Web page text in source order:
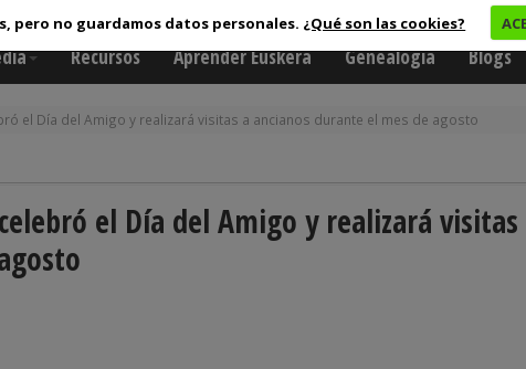
pero no guardamos datos personales. ¿Qué son las cookies?
Recursos Aprender Euskera Genealogía Blogs
el Día del Amigo y realizará visitas a ancianos durante el mes de agosto
el Día del Amigo y realizará visitas